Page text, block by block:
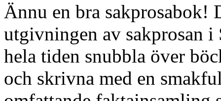
Ännu en bra sakprosabok!
utgivningen av sakprosan
hela tiden snubbla över
och skrivna med en